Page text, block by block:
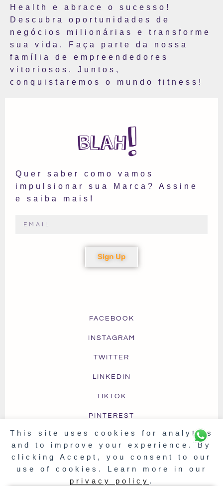
This site uses cookies for analytics
and to improve your experience. By
clicking Accept, you consent to our
use of cookies. Learn more in our
privacy policy .
Health e abrace o sucesso!
Descubra oportunidades de
negócios milionárias e transforme
sua vida. Faça parte da nossa
família de empreendedores
vitoriosos. Juntos,
conquistaremos o mundo fitness!
Quer saber como vamos
impulsionar sua Marca? Assine
e saiba mais!
Sign Up
FACEBOOK
INSTAGRAM
TWITTER
LINKEDIN
TIKTOK
PINTEREST
TERMS OF USE PRIVACY & COOKIES
SHIPPING & DELIVERY